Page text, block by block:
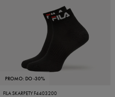
PROMO: DO -30%
FILA SKARPETY F4403200